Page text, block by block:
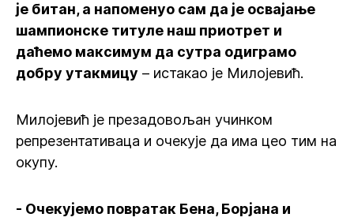
је битан, а напоменуо сам да је освајање
шампионске титуле наш приотрет и
даћемо максимум да сутра одиграмо
добру утакмицу – истакао је Милојевић.
Милојевић је презадовољан учинком
репрезентативаца и очекује да има цео тим на
окупу.
- Очекујемо повратак Бена, Борјана и